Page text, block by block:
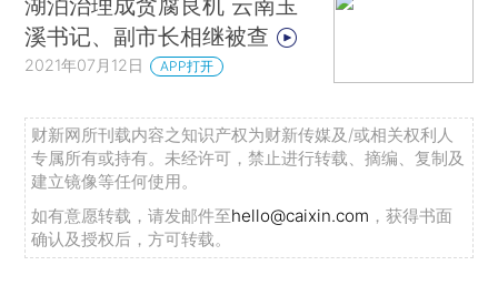
溪书记、副市长相继被查
2021年07月12日 APP打开
财新网所刊载内容之知识产权为财新传媒及/或相关权利人
专属所有或持有。未经许可，禁止进行转载、摘编、复制及
建立镜像等任何使用。
如有意愿转载，请发邮件至hello@caixin.com ，获得书面
确认及授权后，方可转载。